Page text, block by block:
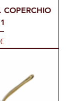
COPERCHIO